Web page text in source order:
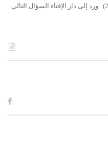
بِسْمِ اللهِ الرَّحْمَنِ الرَّحِيمِ رقم الفتوى (2716) ورد إلى دار الإفتاء السؤال التالي: